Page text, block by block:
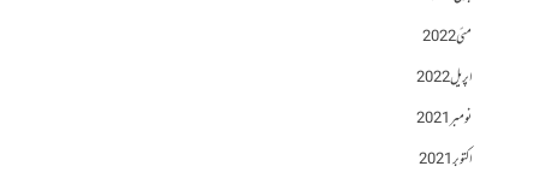
مئی 2022
اپریل 2022
نومبر 2021
اکتوبر 2021